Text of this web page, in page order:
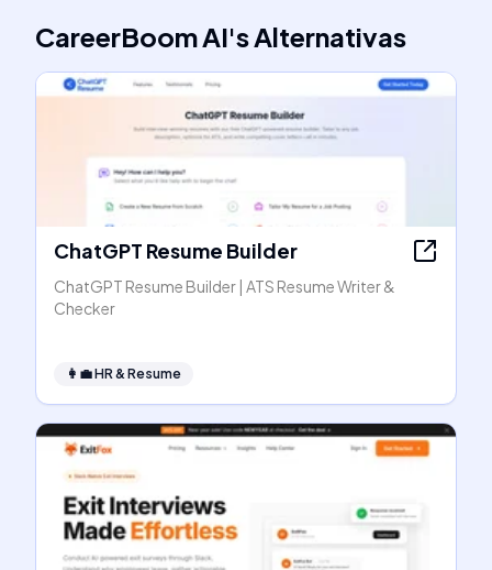
CareerBoom AI'sAlternativas
ChatGPT Resume Builder
ChatGPT Resume Builder | ATS Resume Writer &
Checker
👩‍💼HR & Resume